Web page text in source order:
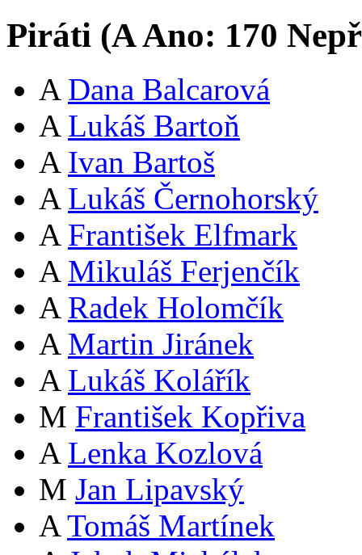
Piráti (AAno: 170
A Dana Balcarová
A Lukáš Bartoň
A Ivan Bartoš
A Lukáš Černohorský
A František Elfmark
A Mikuláš Ferjenčík
A Radek Holomčík
A Martin Jiránek
A Lukáš Kolářík
M František Kopřiva
A Lenka Kozlová
M Jan Lipavský
A Tomáš Martínek